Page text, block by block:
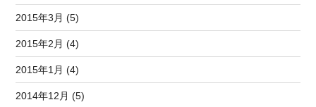
2015年3月 (5)
2015年2月 (4)
2015年1月 (4)
2014年12月 (5)